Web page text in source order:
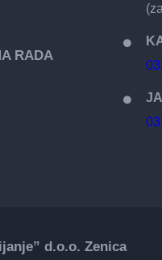
RADA
d.o.o. Zenica